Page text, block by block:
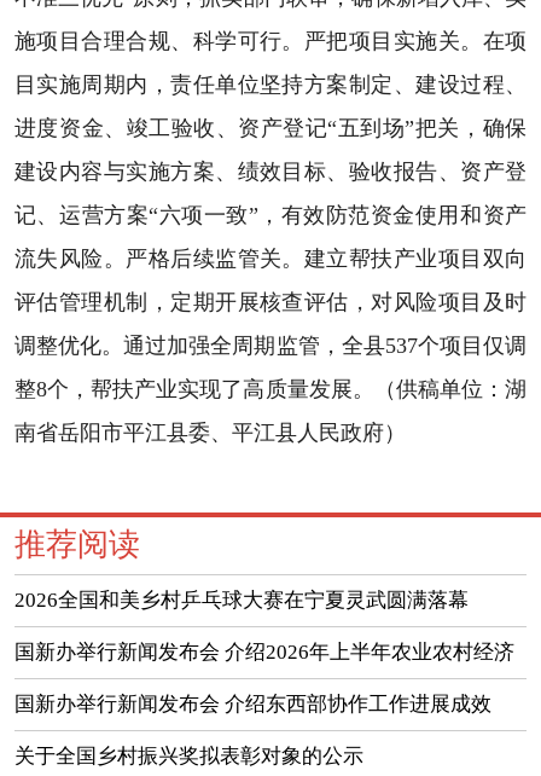
施项目合理合规、科学可行。严把项目实施关。在项
目实施周期内，责任单位坚持方案制定、建设过程、
进度资金、竣工验收、资产登记“五到场”把关，确保
建设内容与实施方案、绩效目标、验收报告、资产登
记、运营方案“六项一致”，有效防范资金使用和资产
流失风险。严格后续监管关。建立帮扶产业项目双向
评估管理机制，定期开展核查评估，对风险项目及时
调整优化。通过加强全周期监管，全县537个项目仅调
整8个，帮扶产业实现了高质量发展。（供稿单位：湖
南省岳阳市平江县委、平江县人民政府）
推荐阅读
2026全国和美乡村乒乓球大赛在宁夏灵武圆满落幕
国新办举行新闻发布会 介绍2026年上半年农业农村经济
运行情况
国新办举行新闻发布会 介绍东西部协作工作进展成效
（实录）
关于全国乡村振兴奖拟表彰对象的公示